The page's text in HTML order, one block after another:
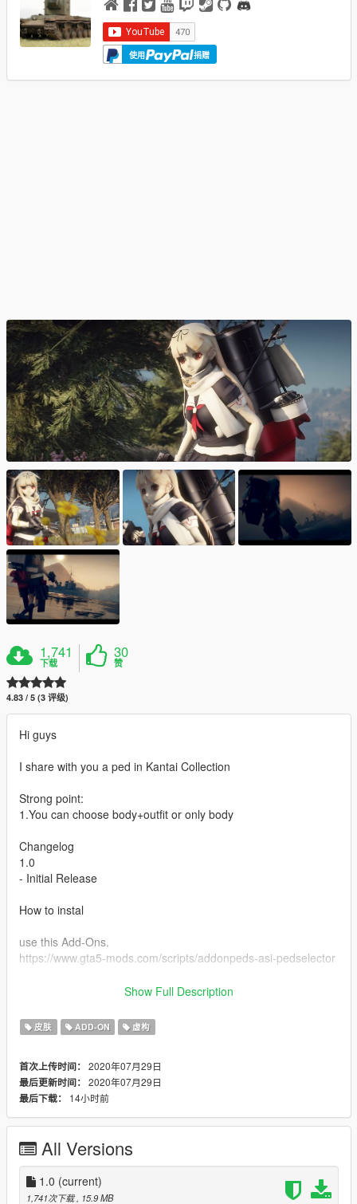
使用 捐赠
1,741
下载
30
赞
4.83 / 5 (3 评级)
Hi guys
I share with you a ped in Kantai Collection
Strong point:
1.You can choose body+outfit or only body
Changelog
1.0
- Initial Release
How to instal
use this Add-Ons.
https://www.gta5-mods.com/scripts/addonpeds-asi-pedselector
thanks and see you next time :)
坦克君的个人粉丝群：604448943
Show Full Description
皮肤 ADD-ON 虚构
首次上传时间： 2020年07月29日
最后更新时间： 2020年07月29日
最后下载：
14小时前
All Versions
1.0 (current)
1,741次下载 , 15.9 MB